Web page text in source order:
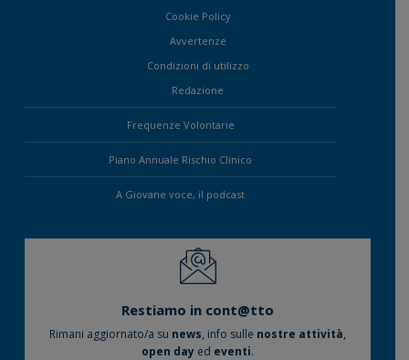
Cookie Policy
Avvertenze
Condizioni di utilizzo
Redazione
Frequenze Volontarie
Piano Annuale Rischio Clinico
A Giovane voce, il podcast
Restiamo in cont@tto
Rimani aggiornato/a su news, info sulle nostre attività,
open day ed eventi.